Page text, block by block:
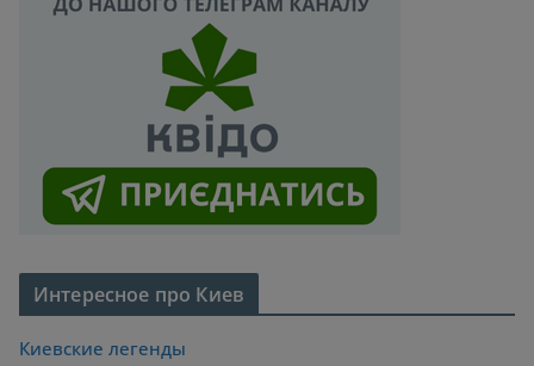
Интересное про Киев
Киевские легенды